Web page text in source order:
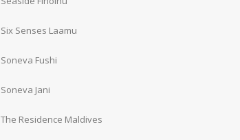
Six Senses Laamu
Soneva Fushi
Soneva Jani
The Residence Maldives